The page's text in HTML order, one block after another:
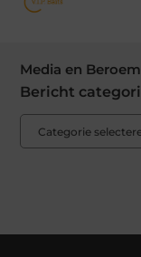
Media en
Bericht